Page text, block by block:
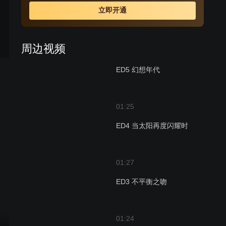
立即开通
周边视频
ED5 幻想年代
01:25
ED4 当太阳再度闪耀时
01:27
ED3 不平衡之吻
01:24